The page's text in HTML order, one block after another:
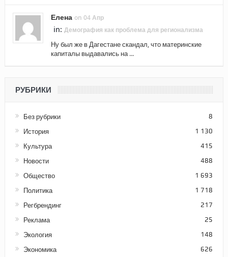
Елена on 04 Апр
in: Демография как проблема для регионализма
Ну был же в Дагестане скандал, что материнские
капиталы выдавались на ...
РУБРИКИ
Без рубрики 8
История 1 130
Культура 415
Новости 488
Общество 1 693
Политика 1 718
Регбрендинг 217
Реклама 25
Экология 148
Экономика 626